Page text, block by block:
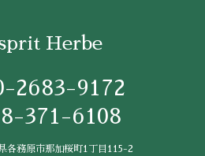
Herbe
2683-9172
371-6108
各務原市那加桜町1丁目115-2